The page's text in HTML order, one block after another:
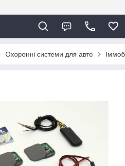
Охоронні системи для авто